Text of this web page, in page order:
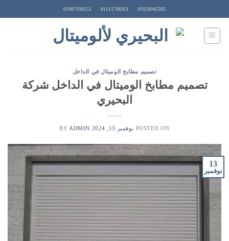
to
content
01020042205
01111706951
01007196151
تصميم مطابخ الوميتال في الداخل
تصميم مطابخ الوميتال في الداخل شركة
البحيري
POSTED ON نوفمبر 13, 2024 ADMIN
13
نوفمبر